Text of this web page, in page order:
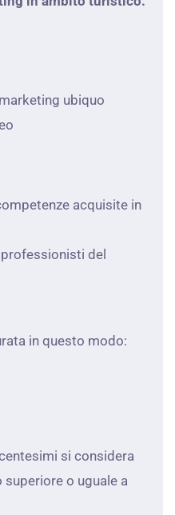
ubiquo
acquisite in
del
in questo modo:
si considera
o uguale a